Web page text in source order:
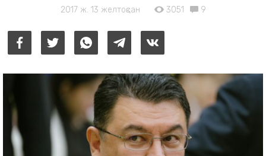
2017 ж. 13 желтоқсан 3051 9